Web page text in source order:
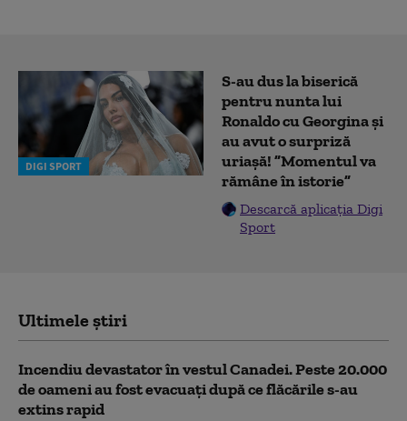
DIGI SPORT
S-au dus la biserică
pentru nunta lui
Ronaldo cu Georgina și
au avut o surpriză
uriașă! ”Momentul va
rămâne în istorie”
Descarcă aplicația Digi
Sport
Ultimele știri
Incendiu devastator în vestul Canadei. Peste 20.000
de oameni au fost evacuați după ce flăcările s-au
extins rapid